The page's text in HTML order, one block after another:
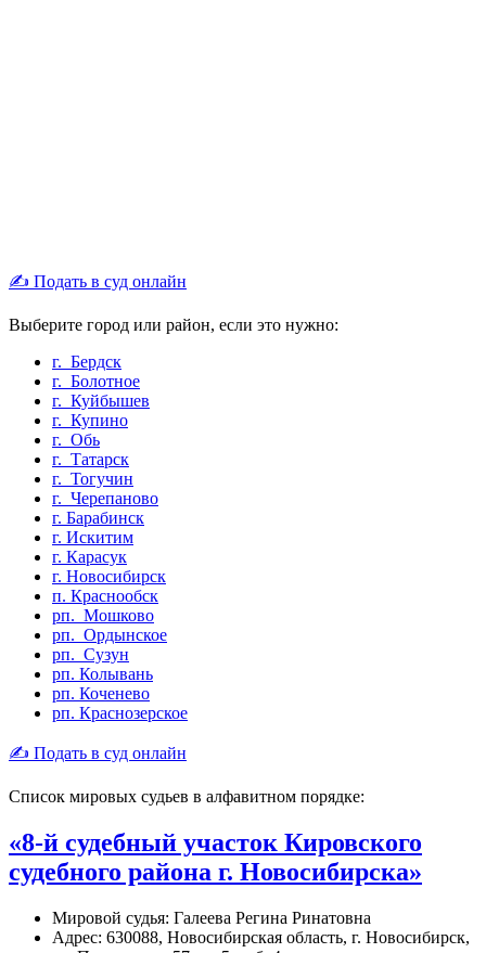
✍ Подать в суд онлайн
Выберите город или район, если это нужно:
г. Бердск
г. Болотное
г. Куйбышев
г. Купино
г. Обь
г. Татарск
г. Тогучин
г. Черепаново
г. Барабинск
г. Искитим
г. Карасук
г. Новосибирск
п. Краснообск
рп. Мошково
рп. Ордынское
рп. Сузун
рп. Колывань
рп. Коченево
рп. Краснозерское
✍ Подать в суд онлайн
Список мировых судьев в алфавитном порядке:
«8-й судебный участок Кировского
судебного района г. Новосибирска»
Мировой судья: Галеева Регина Ринатовна
Адрес: 630088, Новосибирская область, г. Новосибирск,